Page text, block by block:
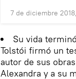
7 de diciembre
Su vida
Tolstói firmó un
autor de sus
Alexandra y a su